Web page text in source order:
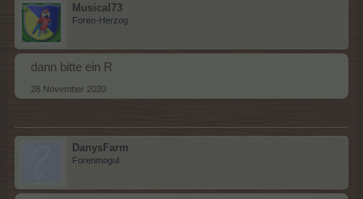
Musical73
Foren-Herzog
dann bitte ein R
28 November 2020
DanysFarm
Forenmogul